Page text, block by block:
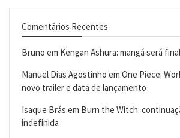
Comentários Recentes
Bruno em Kengan Ashura: mangá será
Manuel Dias Agostinho em One Piece:
novo trailer e data de lançamento
Isaque Brás em Burn the Witch:
indefinida